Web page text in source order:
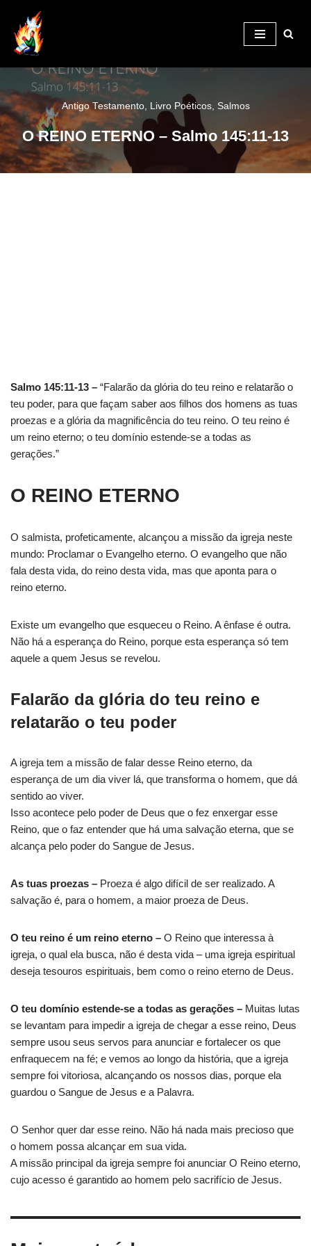
Pular
para
o
conteúdo
Antigo Testamento, Livro Poéticos, Salmos
O REINO ETERNO – Salmo 145:11-13
Salmo 145:11-13 – “Falarão da glória do teu reino e relatarão o
teu poder, para que façam saber aos filhos dos homens as tuas
proezas e a glória da magnificência do teu reino. O teu reino é
um reino eterno; o teu domínio estende-se a todas as
gerações.”
O REINO ETERNO
O salmista, profeticamente, alcançou a missão da igreja neste
mundo: Proclamar o Evangelho eterno. O evangelho que não
fala desta vida, do reino desta vida, mas que aponta para o
reino eterno.
Existe um evangelho que esqueceu o Reino. A ênfase é outra.
Não há a esperança do Reino, porque esta esperança só tem
aquele a quem Jesus se revelou.
Falarão da glória do teu reino e
relatarão o teu poder
A igreja tem a missão de falar desse Reino eterno, da
esperança de um dia viver lá, que transforma o homem, que dá
sentido ao viver.
Isso acontece pelo poder de Deus que o fez enxergar esse
Reino, que o faz entender que há uma salvação eterna, que se
alcança pelo poder do Sangue de Jesus.
As tuas proezas – Proeza é algo difícil de ser realizado. A
salvação é, para o homem, a maior proeza de Deus.
O teu reino é um reino eterno – O Reino que interessa à
igreja, o qual ela busca, não é desta vida – uma igreja espiritual
deseja tesouros espirituais, bem como o reino eterno de Deus.
O teu domínio estende-se a todas as gerações – Muitas lutas
se levantam para impedir a igreja de chegar a esse reino, Deus
sempre usou seus servos para anunciar e fortalecer os que
enfraquecem na fé; e vemos ao longo da história, que a igreja
sempre foi vitoriosa, alcançando os nossos dias, porque ela
guardou o Sangue de Jesus e a Palavra.
O Senhor quer dar esse reino. Não há nada mais precioso que
o homem possa alcançar em sua vida.
A missão principal da igreja sempre foi anunciar O Reino eterno,
cujo acesso é garantido ao homem pelo sacrifício de Jesus.